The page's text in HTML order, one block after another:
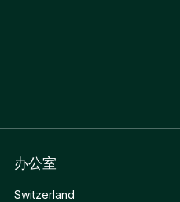
办公室
Switzerland